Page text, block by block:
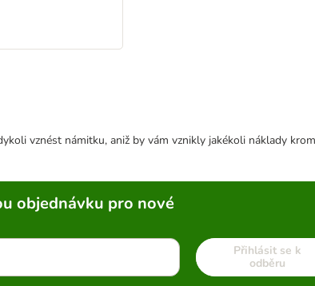
vznést námitku, aniž by vám vznikly jakékoli náklady
objednávku pro nové
Přihlásit se k
odběru